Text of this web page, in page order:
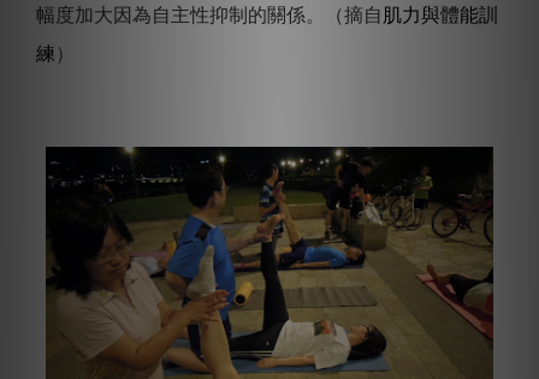
幅度加大因為自主性抑制的關係。（摘自 肌力與體能訓
練 ）